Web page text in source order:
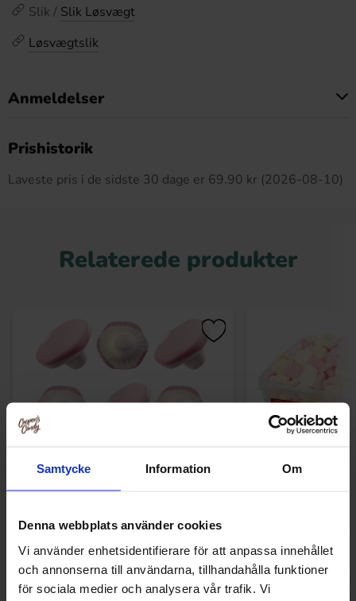
Samtycke Information Om
Denna webbplats använder cookies
Vi använder enhetsidentifierare för att anpassa innehållet
och annonserna till användarna, tillhandahålla funktioner
för sociala medier och analysera vår trafik. Vi
Slik / Slik Løsvægt
Løsvægtslik
Anmeldelser
Prishistorik
Laveste pris i de sidste 30 dage er 69.90 kr (2026-08-10)
Relaterede produkter
Malaco Skumkantareller 938g
99.90 kr
Køb